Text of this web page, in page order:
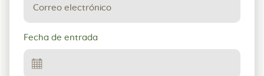
Fecha de entrada